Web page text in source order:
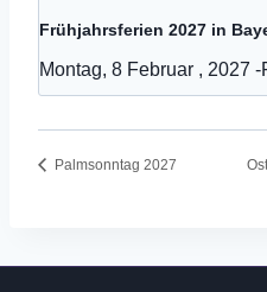
Frühjahrsferien 2027 in
Montag, 8 Februar , 2027 -
Palmsonntag 2027